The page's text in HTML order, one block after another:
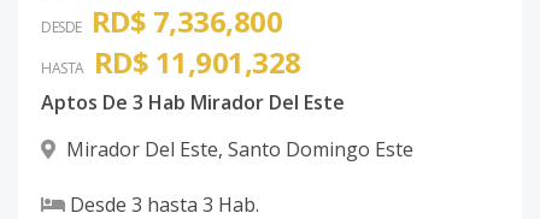
DESDE RD$ 7,336,800
HASTA RD$ 11,901,328
Aptos De 3 Hab Mirador Del Este
Mirador Del Este, Santo Domingo Este
Desde 3 hasta 3 Hab.